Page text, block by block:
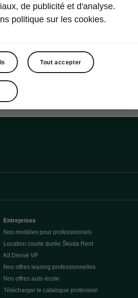
Entreprises
Nos modèles pour professionnels
Location courte durée Škoda Rent
Kit Dérivé VP
Nos offres leasing professionnelles
Nos offres auto-école
Télécharger le catalogue profession
de publicité et d'analyse.
politique sur les cookies.
Tout accepter